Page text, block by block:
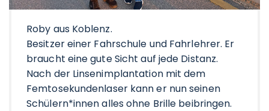
Roby aus Koblenz.
Besitzer einer Fahrschule und Fahrlehrer. Er
braucht eine gute Sicht auf jede Distanz.
Nach der Linsenimplantation mit dem
Femtosekundenlaser kann er nun seinen
Schülern*innen alles ohne Brille beibringen.